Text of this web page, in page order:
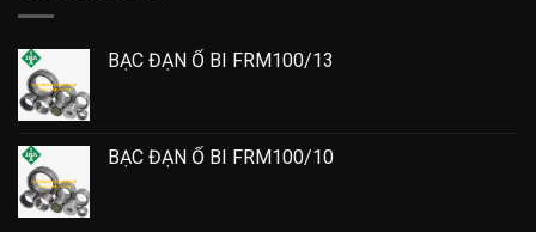
BẠC ĐẠN Ổ BI FRM100/13
BẠC ĐẠN Ổ BI FRM100/10